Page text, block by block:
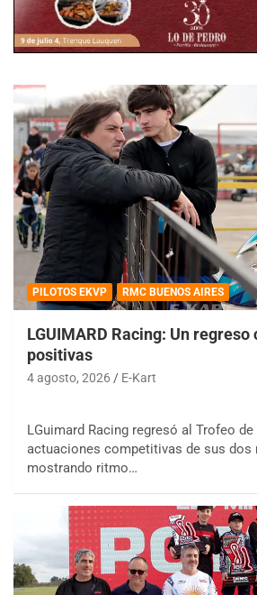
PILOTOS EKVP RMC BUENOS AIRES
LGUIMARD Racing: Un regreso
positivas
4 agosto, 2026 E-Kart
LGuimard Racing regresó al Trofeo
actuaciones competitivas de sus dos
mostrando ritmo…